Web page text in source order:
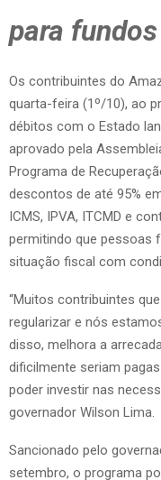
para
Os contribuintes do
quarta-feira (1º/10), ao
débitos com o Estado
aprovado pela
Programa de
descontos de até 95%
ICMS, IPVA, ITCMD e
permitindo que pessoas
situação fiscal com
“Muitos contribuintes
regularizar e nós
disso, melhora a
dificilmente seriam
poder investir nas
governador Wilson Lima.
Sancionado pelo
setembro, o programa